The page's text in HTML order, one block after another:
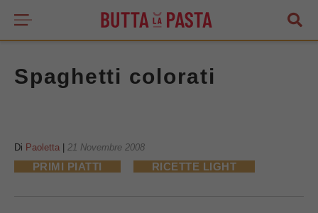
Spaghetti colorati
Di Paoletta 21 Novembre 2008
PRIMI PIATTI RICETTE LIGHT